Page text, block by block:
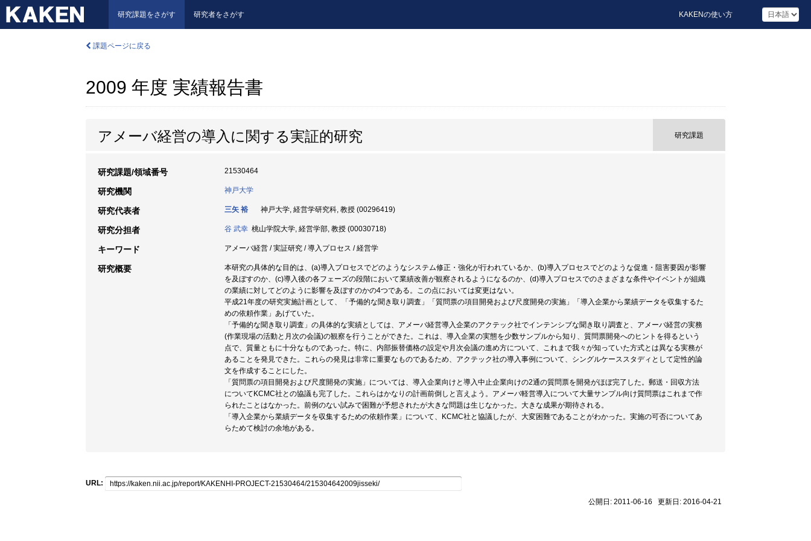
研究課題をさがす 研究者をさがす KAKENの使い方
課題ページに戻る
2009 年度 実績報告書
アメーバ経営の導入に関する実証的研究 研究課題
研究課題/領域番号 21530464
研究機関 神戸大学
研究代表者 三矢 裕 神戸大学, 経営学研究科, 教授 (00296419)
研究分担者 谷 武幸 桃山学院大学, 経営学部, 教授 (00030718)
キーワード アメーバ経営 / 実証研究 / 導入プロセス / 経営学
研究概要
本研究の具体的な目的は、(a)導入プロセスでどのようなシステム修正・強化が行われているか、(b)導入プロセスでどのような促進・阻害要因が影響
を及ぼすのか、(c)導入後の各フェーズの段階において業績改善が観察されるようになるのか、(d)導入プロセスでのさまざまな条件やイベントが組織
の業績に対してどのように影響を及ぼすのかの4つである。この点においては変更はない。
平成21年度の研究実施計画として、「予備的な聞き取り調査」「質問票の項目開発および尺度開発の実施」「導入企業から業績データを収集するた
めの依頼作業」あげていた。
「予備的な聞き取り調査」の具体的な実績としては、アメーバ経営導入企業のアクテック社でインテンシブな聞き取り調査と、アメーバ経営の実務
(作業現場の活動と月次の会議)の観察を行うことができた。これは、導入企業の実態を少数サンプルから知り、質問票開発へのヒントを得るという
点で、質量ともに十分なものであった。特に、内部振替価格の設定や月次会議の進め方について、これまで我々が知っていた方式とは異なる実務が
あることを発見できた。これらの発見は非常に重要なものであるため、アクテック社の導入事例について、シングルケーススタディとして定性的論
文を作成することにした。
「質問票の項目開発および尺度開発の実施」については、導入企業向けと導入中止企業向けの2通の質問票を開発がほぼ完了した。郵送・回収方法
についてKCMC社との協議も完了した。これらはかなりの計画前倒しと言えよう。アメーバ軽営導入について大量サンプル向け質問票はこれまで作
られたことはなかった。前例のない試みで困難が予想されたが大きな問題は生じなかった。大きな成果が期待される。
「導入企業から業績データを収集するための依頼作業」について、KCMC社と協議したが、大変困難であることがわかった。実施の可否についてあ
らためて検討の余地がある。
URL:
公開日: 2011-06-16 更新日: 2016-04-21